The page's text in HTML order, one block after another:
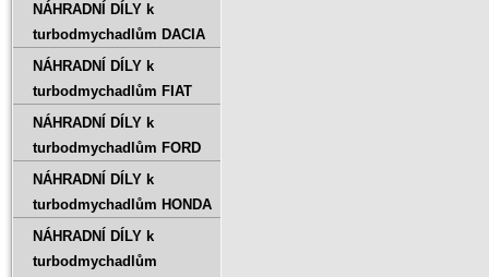
NÁHRADNÍ DÍLY k
turbodmychadlům DACIA
NÁHRADNÍ DÍLY k
turbodmychadlům FIAT
NÁHRADNÍ DÍLY k
turbodmychadlům FORD
NÁHRADNÍ DÍLY k
turbodmychadlům HONDA
NÁHRADNÍ DÍLY k
turbodmychadlům